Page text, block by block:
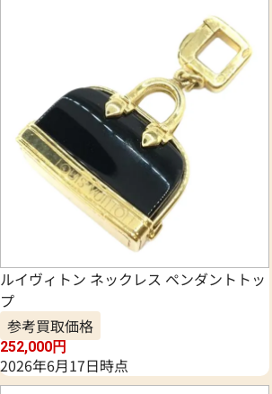
ルイヴィトン ネックレス ペンダントトッ
プ
参考買取価格
252,000円
2026年6月17日時点